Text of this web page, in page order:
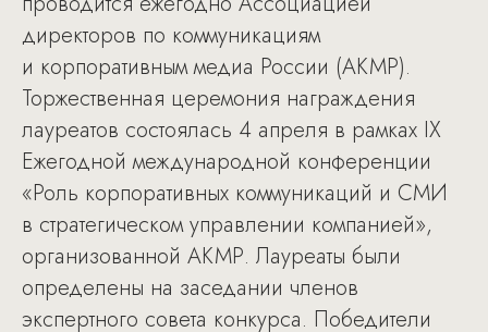
директоров по коммуникациям
и корпоративным медиа России (АКМР).
Торжественная церемония награждения
лауреатов состоялась 4 апреля в рамках IX
Ежегодной международной конференции
«Роль корпоративных коммуникаций и СМИ
в стратегическом управлении компанией»,
организованной АКМР. Лауреаты были
определены на заседании членов
экспертного совета конкурса. Победители